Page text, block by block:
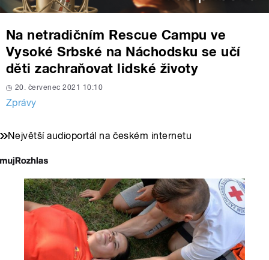
Na netradičním Rescue Campu ve
Vysoké Srbské na Náchodsku se učí
děti zachraňovat lidské životy
20. červenec 2021 10:10
Zprávy
Největší audioportál na českém internetu